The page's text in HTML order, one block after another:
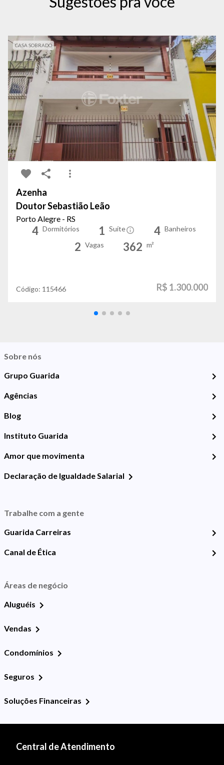
CASA SOBRADO
Azenha
Doutor Sebastião Leão
Porto Alegre - RS
4 Dormitórios 1 Suíte 4 Banheiros
2 Vagas 362 m²
Código: 115466 R$ 1.300.000
Sobre nós
Grupo Guarida
Agências
Blog
Instituto Guarida
Amor que movimenta
Declaração de Igualdade Salarial
Trabalhe com a gente
Guarida Carreiras
Canal de Ética
Áreas de negócio
Aluguéis
Vendas
Condomínios
Seguros
Soluções Financeiras
Central de Atendimento